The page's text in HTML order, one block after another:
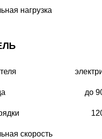
нагрузка
до
скорость